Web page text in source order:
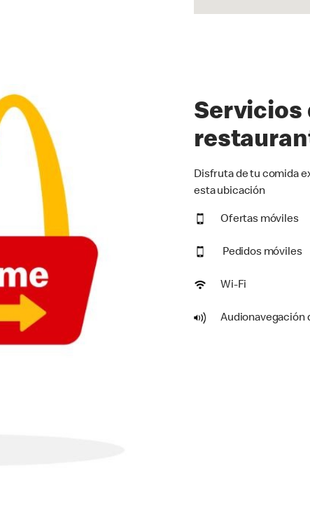
Servicios
Disfruta de tu comida
esta ubicación
Ofertas móviles
Pedidos móviles
Wi-Fi
Audionavegación